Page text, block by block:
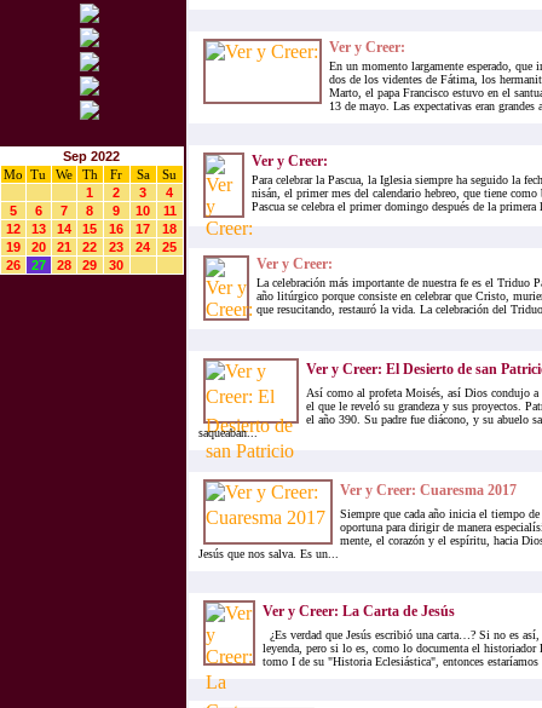
Sep 2022
Mo
Tu We Th Fr Sa
Su
1
2 3
4
5
6 7 8 9 10
11
12
13 14 15 16 17
18
19
20 21 22 23 24
25
26
27 28 29 30
Ver y Creer:
En un momento largamente esperado, que
dos de los videntes de Fátima, los
Marto, el papa Francisco estuvo en el
13 de mayo. Las expectativas eran grandes
Ver y Creer:
Para celebrar la Pascua, la Iglesia siempre ha seguido la
nisán, el primer mes del calendario hebreo, que tiene
Pascua se celebra el primer domingo después de la
Ver y Creer:
La celebración más importante de nuestra fe es el Triduo
año litúrgico porque consiste en celebrar que Cristo,
que resucitando, restauró la vida. La celebración del
Ver y Creer: El Desierto de san
Así como al profeta Moisés, así Dios condujo a
el que le reveló su grandeza y sus proyectos.
el año 390. Su padre fue diácono, y su abuelo
saqueaban...
Ver y Creer: Cuaresma 2017
Siempre que cada año inicia el tiempo
oportuna para dirigir de manera
mente, el corazón y el espíritu, hacia
Jesús que nos salva. Es un...
Ver y Creer: La Carta de Jesús
¿Es verdad que Jesús escribió una carta…? Si no es
leyenda, pero si lo es, como lo documenta el historiador
tomo I de su "Historia Eclesiástica", entonces estaríamos